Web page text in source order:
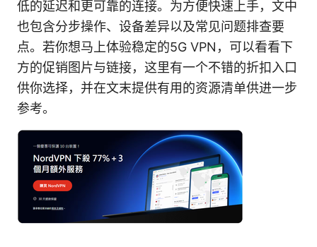
低的延迟和更可靠的连接。为方便快速上手，文中
也包含分步操作、设备差异以及常见问题排查要
点。若你想马上体验稳定的5G VPN，可以看看下
方的促销图片与链接，这里有一个不错的折扣入口
供你选择，并在文末提供有用的资源清单供进一步
参考。